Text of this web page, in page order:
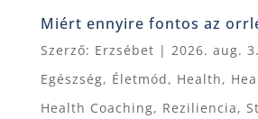
Miért ennyire fontos az
Szerző: Erzsébet | 2026. aug. 3.
Egészség, Életmód, Health,
Health Coaching, Reziliencia,